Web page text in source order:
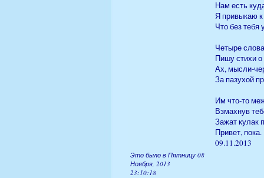
Нам есть
Я привыкаю
Что без
Четыре
Пишу стихи
Ах, мысли-
За пазухой
Им что-то
Взмахнув
Зажат кулак
Привет,
09.11.2013
Это было в Пятницу 08
Ноября, 2013
23:10:18